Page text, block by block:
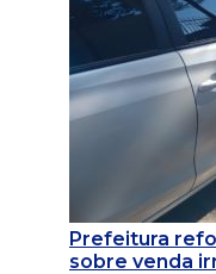
Prefeitura
sobre venda